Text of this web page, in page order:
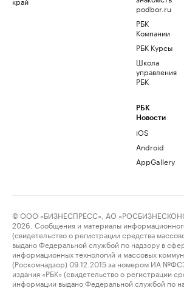
podbor.ru
РБК
Компании
РБК Курсы
Школа
управления
РБК
РБК
Новости
iOS
Android
AppGallery
© ООО «БИЗНЕСПРЕСС», АО
2026. Сообщения и материалы
(свидетельство о регистрации средства
выдано Федеральной службой по надзору в
информационных технологий и массовых
(Роскомнадзор) 09.12.2015 за номером ИА
издания «РБК» (свидетельство о регистрации
информации выдано Федеральной службой по